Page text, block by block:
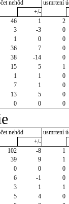
nehôd
usmrtení
+/-
46 1
2
3 -3
0
1 0
0
36 7
0
38 -14
0
15 5
1
1 1
0
7 1
0
13 5
0
0 0 0
nehôd
usmrtení
+/-
102 -8
1
39 9
1
0 0
0
6 -1
0
3 1
1
5 4
0